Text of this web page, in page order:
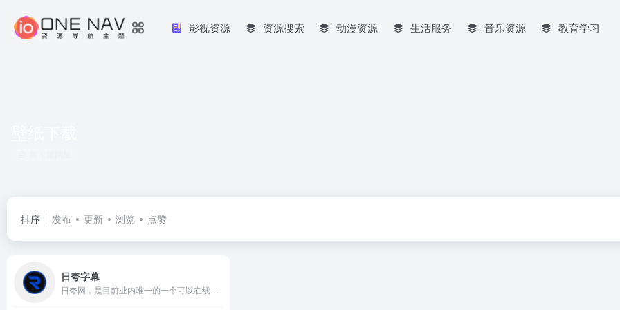
影视资源 资源搜索 动漫资源 生活服务 音乐资源 教育学习
排序 发布 更新 浏览 点赞
日夸字幕